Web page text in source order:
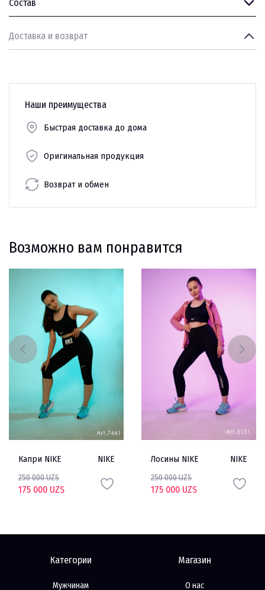
Состав
Доставка и возврат
Наши преимущества
Быстрая доставка до дома
Оригинальная продукция
Возврат и обмен
Возможно вам понравится
Капри NIKE NIKE
250 000 UZS
175 000 UZS
Лосины NIKE NIKE
250 000 UZS
175 000 UZS
Категории
Мужчинам
Магазин
О нас